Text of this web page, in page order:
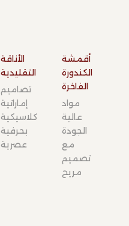
أقمشة
الكندورة
الفاخرة​
مواد
عالية
الجودة
مع
تصميم
مريح
الأناقة
التقليدية​
تصاميم
إماراتية
كلاسيكية
بحرفية
عصرية